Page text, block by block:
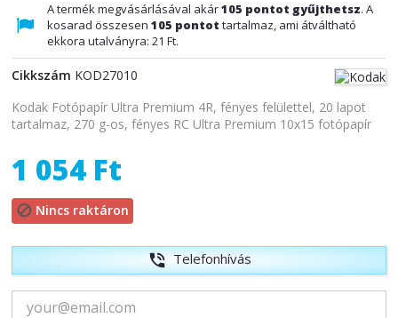
A termék megvásárlásával akár105 pontot gyűjthetsz. A
kosarad összesen 105 pontot tartalmaz, ami átváltható
ekkora utalványra: 21 Ft.
Cikkszám KOD27010
Kodak Fotópapír Ultra Premium 4R, fényes felülettel, 20 lapot
tartalmaz, 270 g-os, fényes RC Ultra Premium 10x15 fotópapír
1 054 Ft
 Nincs raktáron
phone_in_talk Telefonhívás